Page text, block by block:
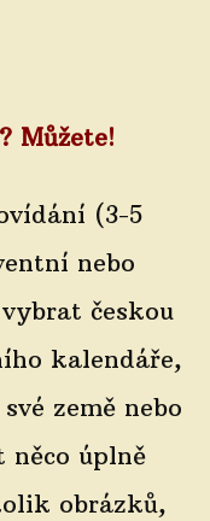
Můžete!
(3-5
nebo
českou
kalendáře,
země nebo
něco úplně
obrázků,